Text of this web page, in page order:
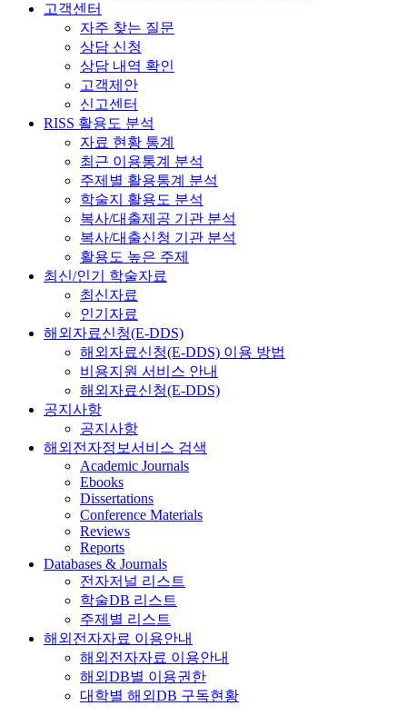
고객센터
자주 찾는 질문
상담 신청
상담 내역 확인
고객제안
신고센터
RISS 활용도 분석
자료 현황 통계
최근 이용통계 분석
주제별 활용통계 분석
학술지 활용도 분석
복사/대출제공 기관 분석
복사/대출신청 기관 분석
활용도 높은 주제
최신/인기 학술자료
최신자료
인기자료
해외자료신청(E-DDS)
해외자료신청(E-DDS) 이용 방법
비용지원 서비스 안내
해외자료신청(E-DDS)
공지사항
공지사항
해외전자정보서비스 검색
Academic Journals
Ebooks
Dissertations
Conference Materials
Reviews
Reports
Databases & Journals
전자저널 리스트
학술DB 리스트
주제별 리스트
해외전자자료 이용안내
해외전자자료 이용안내
해외DB별 이용권한
대학별 해외DB 구독현황